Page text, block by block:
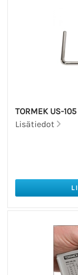
TORMEK US-
Lisätiedot